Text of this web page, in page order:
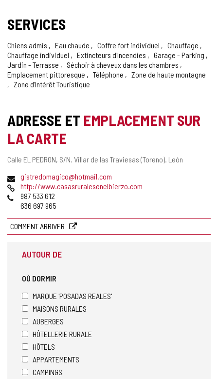
SERVICES
Chiens admis Eau chaude Coffre fort individuel
Chauffage
Chauffage individuel
Extincteurs d'Incendies
Garage - Parking
Jardin - Terrasse
Séchoir à cheveux dans les chambres
Emplacement pittoresque
Téléphone
Zone de haute montagne
Zone d'Intérêt Touristique
ADRESSE ET EMPLACEMENT SUR
LA CARTE
Adresse
Calle EL PEDRON, S/N. Villar de las Traviesas (Toreno). León
Adresse
de
courrier
électronique
gistredomagico@hotmail.com
Page
Web
http://www.casasruralesenelbierzo.com
Téléphones
987 533 612
636 697 965
COMMENT ARRIVER
AUTOUR DE
OÙ DORMIR
MARQUE 'POSADAS REALES'
MAISONS RURALES
AUBERGES
HÔTELLERIE RURALE
HÔTELS
APPARTEMENTS
CAMPINGS